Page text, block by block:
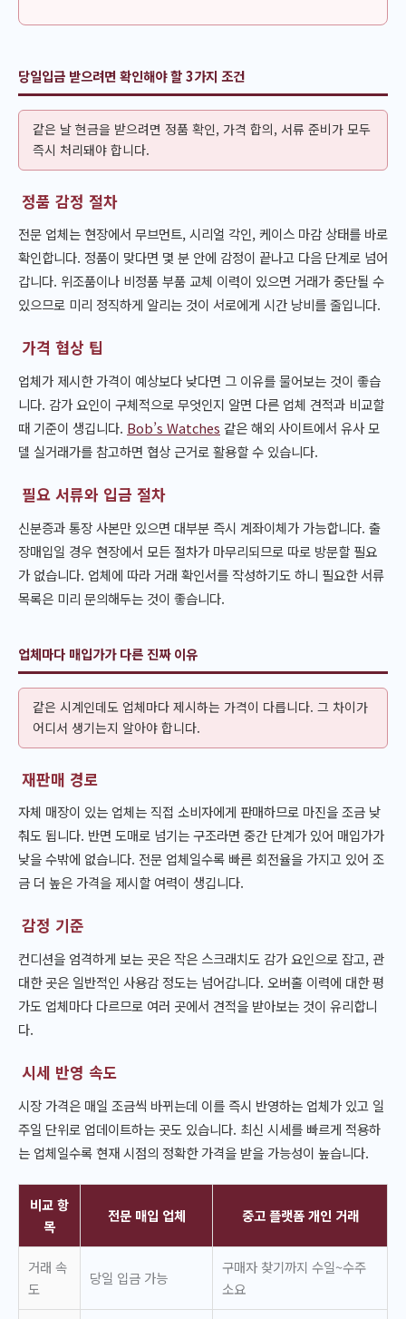
당일입금 받으려면 확인해야 할 3가지 조건
같은 날 현금을 받으려면 정품 확인, 가격 합의, 서류 준비가 모두
즉시 처리돼야 합니다.
정품 감정 절차
전문 업체는 현장에서 무브먼트, 시리얼 각인, 케이스 마감 상태를 바로
확인합니다. 정품이 맞다면 몇 분 안에 감정이 끝나고 다음 단계로 넘어
갑니다. 위조품이나 비정품 부품 교체 이력이 있으면 거래가 중단될 수
있으므로 미리 정직하게 알리는 것이 서로에게 시간 낭비를 줄입니다.
가격 협상 팁
업체가 제시한 가격이 예상보다 낮다면 그 이유를 물어보는 것이 좋습
니다. 감가 요인이 구체적으로 무엇인지 알면 다른 업체 견적과 비교할
때 기준이 생깁니다. Bob’s Watches 같은 해외 사이트에서 유사 모
델 실거래가를 참고하면 협상 근거로 활용할 수 있습니다.
필요 서류와 입금 절차
신분증과 통장 사본만 있으면 대부분 즉시 계좌이체가 가능합니다. 출
장매입일 경우 현장에서 모든 절차가 마무리되므로 따로 방문할 필요
가 없습니다. 업체에 따라 거래 확인서를 작성하기도 하니 필요한 서류
목록은 미리 문의해두는 것이 좋습니다.
업체마다 매입가가 다른 진짜 이유
같은 시계인데도 업체마다 제시하는 가격이 다릅니다. 그 차이가
어디서 생기는지 알아야 합니다.
재판매 경로
자체 매장이 있는 업체는 직접 소비자에게 판매하므로 마진을 조금 낮
춰도 됩니다. 반면 도매로 넘기는 구조라면 중간 단계가 있어 매입가가
낮을 수밖에 없습니다. 전문 업체일수록 빠른 회전율을 가지고 있어 조
금 더 높은 가격을 제시할 여력이 생깁니다.
감정 기준
컨디션을 엄격하게 보는 곳은 작은 스크래치도 감가 요인으로 잡고, 관
대한 곳은 일반적인 사용감 정도는 넘어갑니다. 오버홀 이력에 대한 평
가도 업체마다 다르므로 여러 곳에서 견적을 받아보는 것이 유리합니
다.
시세 반영 속도
시장 가격은 매일 조금씩 바뀌는데 이를 즉시 반영하는 업체가 있고 일
주일 단위로 업데이트하는 곳도 있습니다. 최신 시세를 빠르게 적용하
는 업체일수록 현재 시점의 정확한 가격을 받을 가능성이 높습니다.
비교 항
목
전문 매입 업체 중고 플랫폼 개인 거래
거래 속
도
당일 입금 가능
구매자 찾기까지 수일~수주
소요